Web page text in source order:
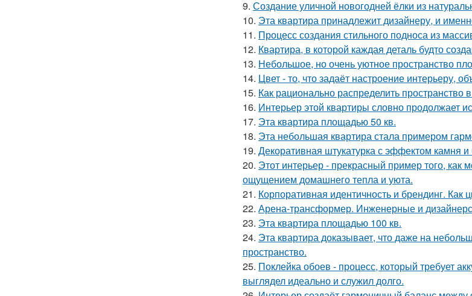
9. Создание уличной новогодней ёлки из
10. Эта квартира принадлежит дизайнеру, и
11. Процесс создания стильного подноса из
12. Квартира, в которой каждая деталь будто
13. Небольшое, но очень уютное пространство
14. Цвет - то, что задаёт настроение интерьеру,
15. Как рационально распределить
16. Интерьер этой квартиры словно продолжает
17. Эта квартира площадью 50 кв.
18. Эта небольшая квартира стала примером
19. Декоративная штукатурка с эффектом камня и
20. Этот интерьер - прекрасный пример того, как
ощущением домашнего тепла и уюта.
21. Корпоративная идентичность и брендинг. Как
22. Арена-трансформер. Инженерные и
23. Эта квартира площадью 100 кв.
24. Эта квартира доказывает, что даже на
пространство.
25. Поклейка обоев - процесс, который требует
выглядел идеально и служил долго.